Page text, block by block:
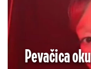
Pevačica